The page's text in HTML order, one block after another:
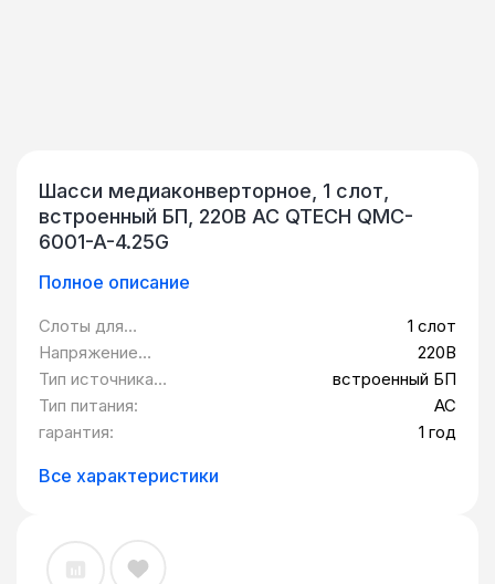
Шасси медиаконверторное, 1 слот,
встроенный БП, 220В AC QTECH QMC-
6001-A-4.25G
Полное описание
Слоты для
модулей
расширения:
1 слот
Напряжение
питания:
220В
Тип источника
питания:
встроенный БП
Тип питания:
AC
гарантия:
1 год
Все характеристики